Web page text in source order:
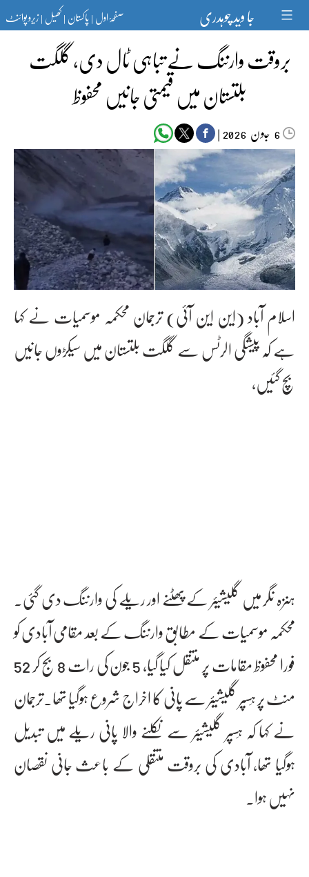
content جا وید چوہدری صفحۂ اول|پاکستان|کھیل|زیرو پوائنٹ
بروقت وارننگ نے تباہی ٹال دی، گلگت
بلتستان میں قیمتی جانیں محفوظ
6جون‬‮ |
اسلام آباد (این این آئی) ترجمان محکمہ موسمیات نے کہا
ہے کہ پیشگی الرٹس سے گلگت بلتستان میں سیکڑوں جانیں
بچ گئیں،
ہنزہ نگر میں گلیشیئر کے پھٹنے اور ریلے کی وارننگ دی گئی۔
محکمہ موسمیات کے مطابق وارننگ کے بعد مقامی آبادی کو
فورا محفوظ مقامات پر منتقل کیا گیا، 5 جون کی رات 8 بج کر 52
منٹ پر ہِسپر گلیشیئر سے پانی کا اخراج شروع ہوگیا تھا۔ترجمان
نے کہا کہ ہِسپر گلیشیئر سے نکلنے والا پانی ریلے میں تبدیل
ہوگیا تھا، آبادی کی بروقت منتقلی کے باعث جانی نقصان
نہیں ہوا۔